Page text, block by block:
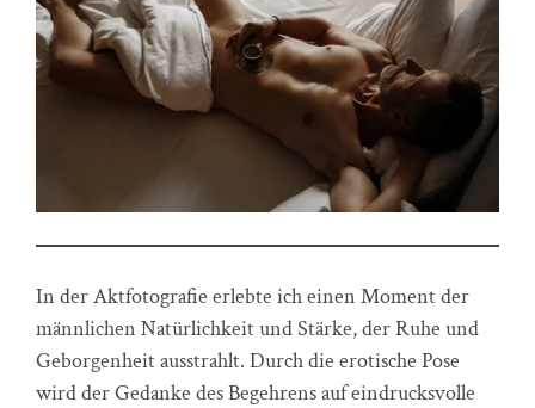
In der Aktfotografie erlebte ich einen Moment der
männlichen Natürlichkeit und Stärke, der Ruhe und
Geborgenheit ausstrahlt. Durch die erotische Pose
wird der Gedanke des Begehrens auf eindrucksvolle